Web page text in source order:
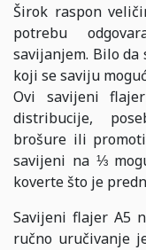
Širok raspon
potrebu
savijanjem. Bilo
koji se saviju
Ovi savijeni
distribucije,
brošure ili
savijeni na ⅓
koverte što je
Savijeni flajer А5
ručno uručivanje